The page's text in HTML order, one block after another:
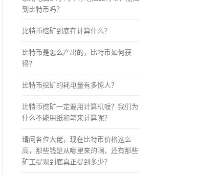
到比特币吗？
比特币挖矿到底在计算什么？
比特币是怎么产出的，比特币如何获
得？
比特币挖矿的耗电量有多惊人？
比特币挖矿一定要用计算机嚒？我们为
什么不能用纸和笔来计算呢？
请问各位大佬，现在比特币价格这么
高，那些钱是从哪里来的啊，还有那些
矿工提现到底真正提到多少？